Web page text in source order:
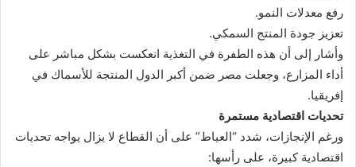
رفع معدلات النمو.
تعزيز جودة المنتج السمكي.
وأشار إلى أن هذه الطفرة في التغذية انعكست بشكل مباشر على
أداء المزارع، وجعلت مصر ضمن أكبر الدول المنتجة للأسماك في
إفريقيا.
تحديات اقتصادية مستمرة
ورغم الإنجازات، شدد “العياط” على أن القطاع لا يزال يواجه تحديات
اقتصادية كبيرة، على رأسها: